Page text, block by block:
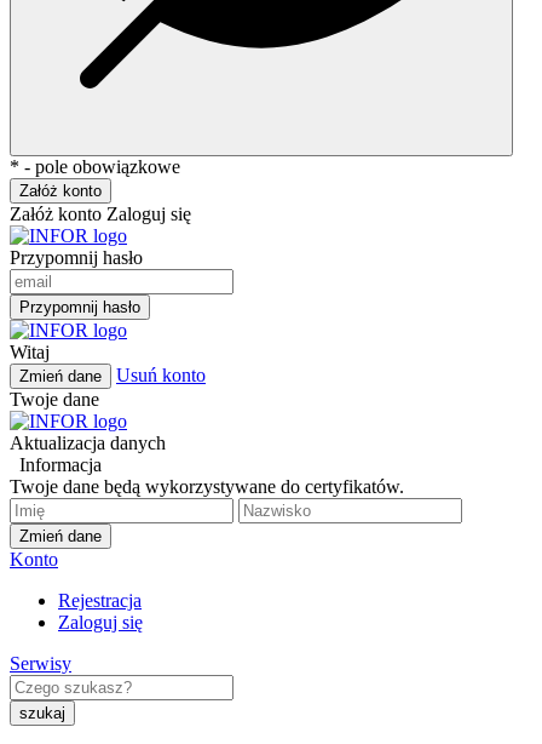
* - pole obowiązkowe
Załóż konto
Załóż konto Zaloguj się
Przypomnij hasło
Przypomnij hasło
Witaj
Zmień dane
Usuń konto
Twoje dane
Aktualizacja danych
Informacja
Twoje dane będą wykorzystywane do certyfikatów.
Zmień dane
Konto
Rejestracja
Zaloguj się
Serwisy